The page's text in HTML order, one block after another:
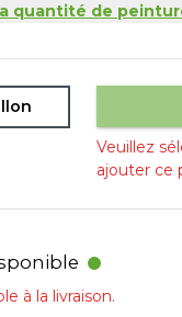
quantité de
Veuillez
ajouter ce
à la livraison.